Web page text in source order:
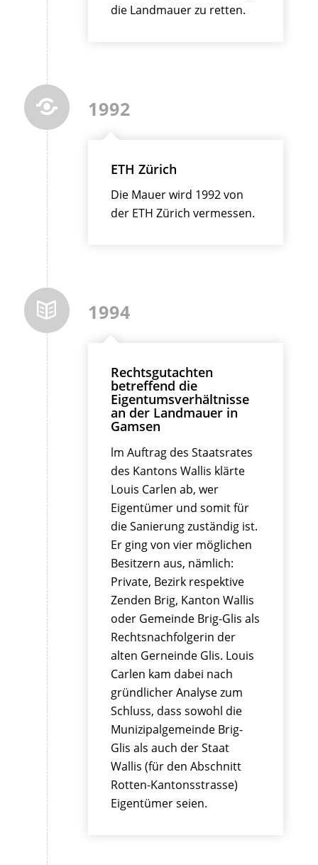
die Landmauer zu retten.
1992
ETH Zürich
Die Mauer wird 1992 von
der ETH Zürich vermessen.
1994
Rechtsgutachten
betreffend die
Eigentumsverhältnisse
an der Landmauer in
Gamsen
lm Auftrag des Staatsrates
des Kantons Wallis klärte
Louis Carlen ab, wer
Eigentümer und somit für
die Sanierung zuständig ist.
Er ging von vier möglichen
Besitzern aus, nämlich:
Private, Bezirk respektive
Zenden Brig, Kanton Wallis
oder Gemeinde Brig-Glis als
Rechtsnachfolgerin der
alten Gerneinde Glis. Louis
Carlen kam dabei nach
gründlicher Analyse zum
Schluss, dass sowohl die
Munizipalgemeinde Brig-
Glis als auch der Staat
Wallis (für den Abschnitt
Rotten-Kantonsstrasse)
Eigentümer seien.